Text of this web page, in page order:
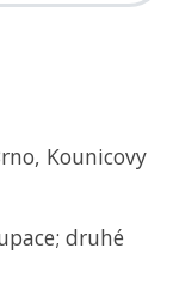
Kounicovy
druhé